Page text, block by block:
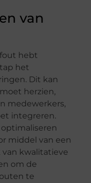
van
hebt
het
Dit kan
herzien,
medewerkers,
integreren.
middel van een
van kwalitatieve
om de
te